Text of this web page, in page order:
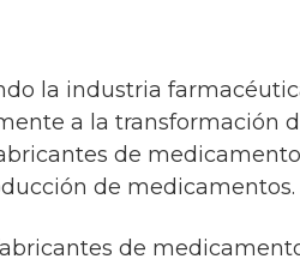
la industria
a la transformación
de
de medicamentos.
de